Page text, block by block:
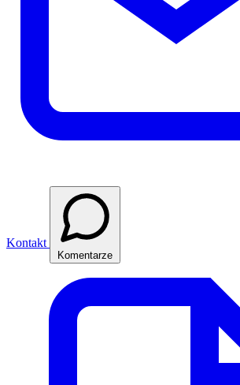
Kontakt
Komentarze